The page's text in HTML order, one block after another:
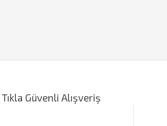
Tıkla Güvenli Alışveriş